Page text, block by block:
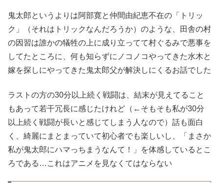
鬼太郎というよりは阿部寛と仲間由紀恵不在の「トリッ
ク」（それはトリックなんだろうか）のような、田舎の村
の因習は誰かの犠牲の上に成り立ってて村ぐるみで悪事を
してたところに、何も知らずにノコノコやってきた水木と
嫁を探しにやってきた鬼太郎父が解決しにくるお話でした
ラストの方の30分以上続く戦闘は、結末が見えてること
もあって若干冗長に感じたけれど（←そもそも私が30分
以上続く戦闘が長いと感じてしまう人なので）話も面白
く、綺麗にまとまっていて初心者でも楽しいし、「まさか
私が鬼太郎にハマっちまうなんて！」を体感しているとこ
ろである…これはアニメを見なくてはならない